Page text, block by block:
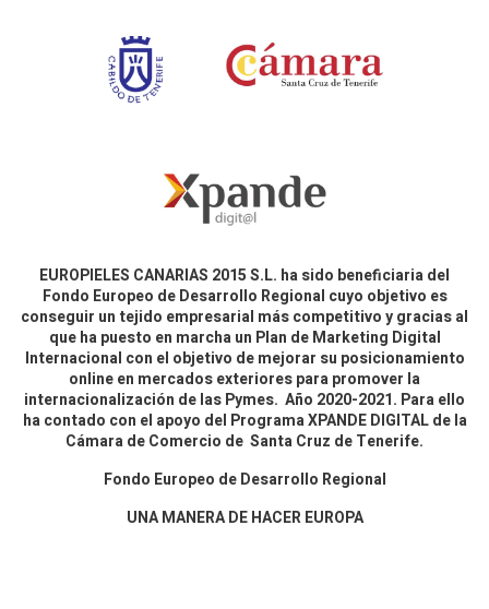
EUROPIELES CANARIAS 2015 S.L. ha sido beneficiaria del
Fondo Europeo de Desarrollo Regional cuyo objetivo es
conseguir un tejido empresarial más competitivo y gracias al
que ha puesto en marcha un Plan de Marketing Digital
Internacional con el objetivo de mejorar su posicionamiento
online en mercados exteriores para promover la
internacionalización de las Pymes. Año 2020-2021. Para ello
ha contado con el apoyo del Programa XPANDE DIGITAL de la
Cámara de Comercio de Santa Cruz de Tenerife.
Fondo Europeo de Desarrollo Regional
UNA MANERA DE HACER EUROPA